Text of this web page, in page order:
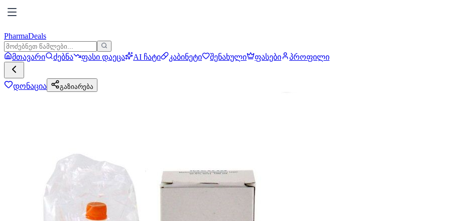
PharmaDeals
მთავარი ძებნა ფასი დაეცა AI ჩატი კაბინეტი შენახული ფასები პროფილი
დონაცია გაზიარება